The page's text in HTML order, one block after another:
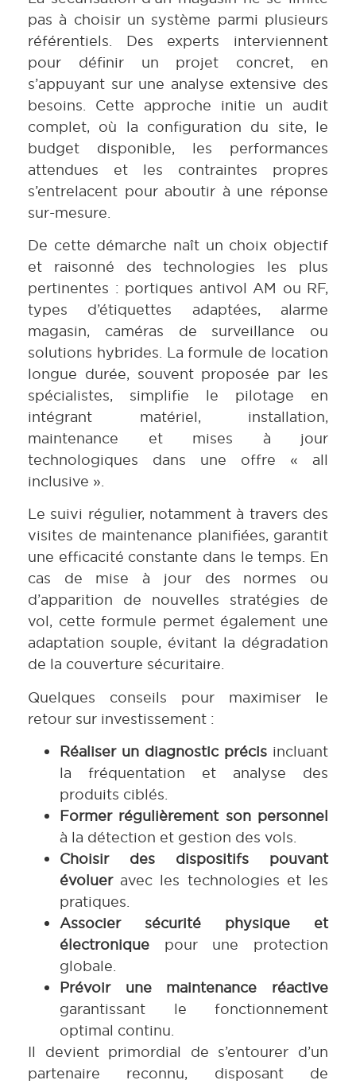
pas à choisir un système parmi plusieurs
référentiels. Des experts interviennent
pour définir un projet concret, en
s’appuyant sur une analyse extensive des
besoins. Cette approche initie un audit
complet, où la configuration du site, le
budget disponible, les performances
attendues et les contraintes propres
s’entrelacent pour aboutir à une réponse
sur-mesure.
De cette démarche naît un choix objectif
et raisonné des technologies les plus
pertinentes : portiques antivol AM ou RF,
types d’étiquettes adaptées, alarme
magasin, caméras de surveillance ou
solutions hybrides. La formule de location
longue durée, souvent proposée par les
spécialistes, simplifie le pilotage en
intégrant matériel, installation,
maintenance et mises à jour
technologiques dans une offre « all
inclusive ».
Le suivi régulier, notamment à travers des
visites de maintenance planifiées, garantit
une efficacité constante dans le temps. En
cas de mise à jour des normes ou
d’apparition de nouvelles stratégies de
vol, cette formule permet également une
adaptation souple, évitant la dégradation
de la couverture sécuritaire.
Quelques conseils pour maximiser le
retour sur investissement :
Réaliser un diagnostic précis incluant
la fréquentation et analyse des
produits ciblés.
Former régulièrement son personnel
à la détection et gestion des vols.
Choisir des dispositifs pouvant
évolueravec les technologies et les
pratiques.
Associer sécurité physique et
électronique pour une protection
globale.
Prévoir une maintenance réactive
garantissant le fonctionnement
optimal continu.
Il devient primordial de s’entourer d’un
partenaire reconnu, disposant de